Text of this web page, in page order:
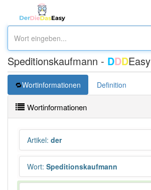
Speditionskaufmann - DDDEasy
Wortinformationen Definition
Wortinformationen
Artikel: der
Wort: Speditionskaufmann